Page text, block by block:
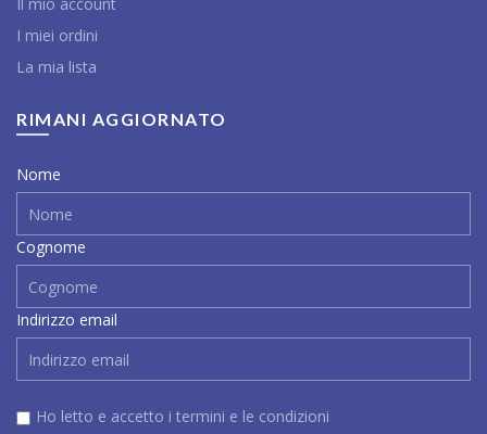
I miei ordini
La mia lista
RIMANI AGGIORNATO
Nome
Cognome
Indirizzo email
Ho letto e accetto i termini e le condizioni